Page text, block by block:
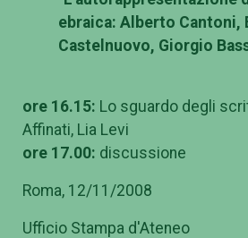
ebraica: Alberto Cantoni,
Castelnuovo, Giorgio
ore 16.15: Lo sguardo degli
Affinati, Lia Levi
ore 17.00: discussione
Roma, 12/11/2008
Ufficio Stampa d'Ateneo